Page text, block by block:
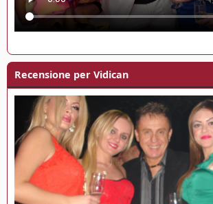
Recensione per Vidican